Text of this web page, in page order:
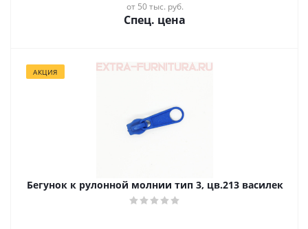
от 50 тыс. руб.
Спец. цена
АКЦИЯ
Бегунок к рулонной молнии тип 3, цв.213 василек